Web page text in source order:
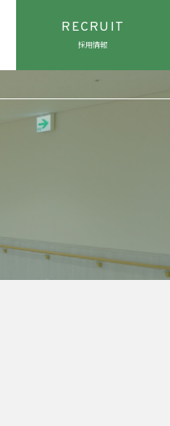
RECRUIT
採用情報